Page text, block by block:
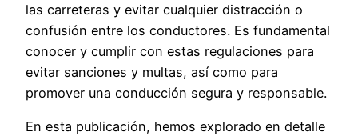
las carreteras y evitar cualquier distracción o
confusión entre los conductores. Es fundamental
conocer y cumplir con estas regulaciones para
evitar sanciones y multas, así como para
promover una conducción segura y responsable.
En esta publicación, hemos explorado en detalle